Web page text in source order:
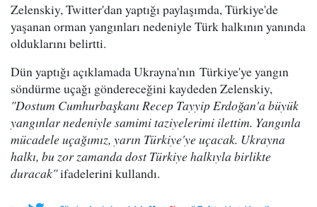
Zelenskiy, Twitter'dan yaptığı paylaşımda, Türkiye'de
yaşanan orman yangınları nedeniyle Türk halkının yanında
olduklarını belirtti.
Dün yaptığı açıklamada Ukrayna'nın Türkiye'ye yangın
söndürme uçağı göndereceğini kaydeden Zelenskiy,
"Dostum Cumhurbaşkanı Recep Tayyip Erdoğan'a büyük
yangınlar nedeniyle samimi taziyelerimi ilettim. Yangınla
mücadele uçağımız, yarın Türkiye'ye uçacak. Ukrayna
halkı, bu zor zamanda dost Türkiye halkıyla birlikte
duracak"ifadelerini kullandı.